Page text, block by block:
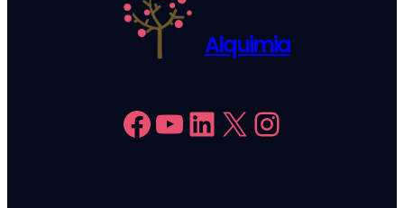
Alquimia
Facebook YouTube LinkedIn X Instagram